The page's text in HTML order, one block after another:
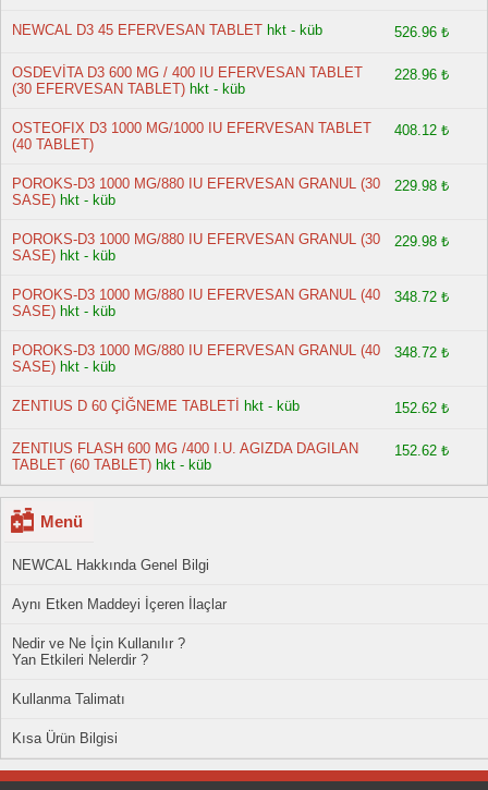
NEWCAL D3 45 EFERVESAN TABLET hkt - küb 526.96 ₺
OSDEVİTA D3 600 MG / 400 IU EFERVESAN TABLET
(30 EFERVESAN TABLET) hkt - küb
228.96 ₺
OSTEOFIX D3 1000 MG/1000 IU EFERVESAN TABLET
(40 TABLET)
408.12 ₺
POROKS-D3 1000 MG/880 IU EFERVESAN GRANUL (30
SASE) hkt - küb
229.98 ₺
POROKS-D3 1000 MG/880 IU EFERVESAN GRANUL (30
SASE) hkt - küb
229.98 ₺
POROKS-D3 1000 MG/880 IU EFERVESAN GRANUL (40
SASE) hkt - küb
348.72 ₺
POROKS-D3 1000 MG/880 IU EFERVESAN GRANUL (40
SASE) hkt - küb
348.72 ₺
ZENTIUS D 60 ÇİĞNEME TABLETİ hkt - küb 152.62 ₺
ZENTIUS FLASH 600 MG /400 I.U. AGIZDA DAGILAN
TABLET (60 TABLET) hkt - küb
152.62 ₺
Menü
NEWCAL Hakkında Genel Bilgi
Aynı Etken Maddeyi İçeren İlaçlar
Nedir ve Ne İçin Kullanılır ?
Yan Etkileri Nelerdir ?
Kullanma Talimatı
Kısa Ürün Bilgisi